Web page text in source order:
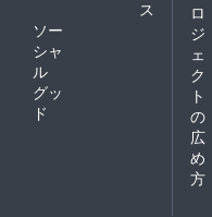
ス
ソー
シャ
ル
グッ
ド
ロ
ジ
ェ
ク
ト
の
広
め
方